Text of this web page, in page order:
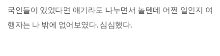
국인들이 있었다면 얘기라도 나누면서 놀텐데 어쩐 일인지 여
행자는 나 밖에 없어보였다. 심심했다.